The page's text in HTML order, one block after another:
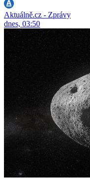
Aktuálně.cz - Zprávy
dnes, 03:50